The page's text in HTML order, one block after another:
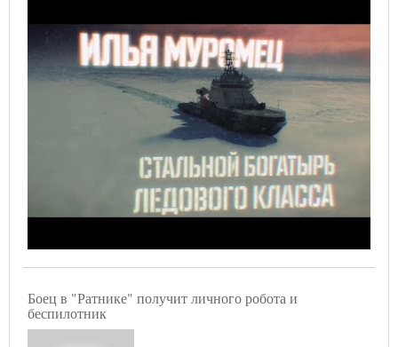
Боец в "Ратнике" получит личного робота и
беспилотник